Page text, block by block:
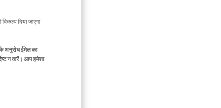
दिया जाएगा
अनुरोध ईमेल का
न करें। आप हमेशा